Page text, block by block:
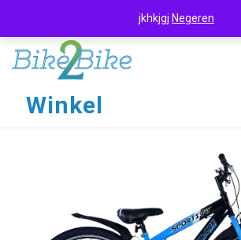
Winkel
jkhkjgj Negeren